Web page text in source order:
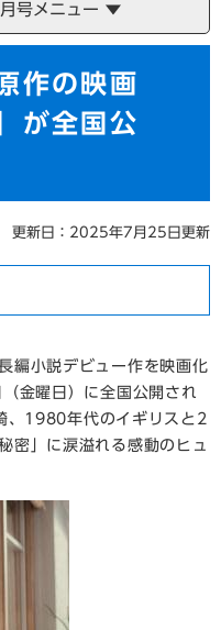
号メニュー
作の映画
が全国公
更新日：2025年7月25日更新
編小説デビュー作を映画化
金曜日）に全国公開され
、1980年代のイギリスと2
密」に涙溢れる感動のヒュ